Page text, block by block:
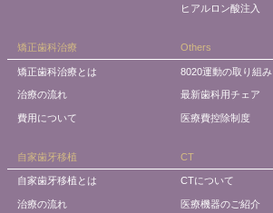
ヒアルロン酸注入
矯正歯科治療
矯正歯科治療とは
治療の流れ
費用について
Others
8020運動の取り組み
最新歯科用チェア
医療費控除制度
自家歯牙移植
自家歯牙移植とは
治療の流れ
CT
CTについて
医療機器のご紹介